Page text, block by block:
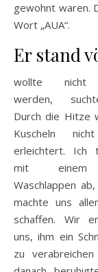
gewohnt waren.
Wort „AUA“.
Er stand
wollte nicht
werden,
Durch die Hitze
Kuscheln
erleichtert. Ich
mit einem
Waschlappen
machte uns
schaffen. Wir
uns, ihm ein
zu